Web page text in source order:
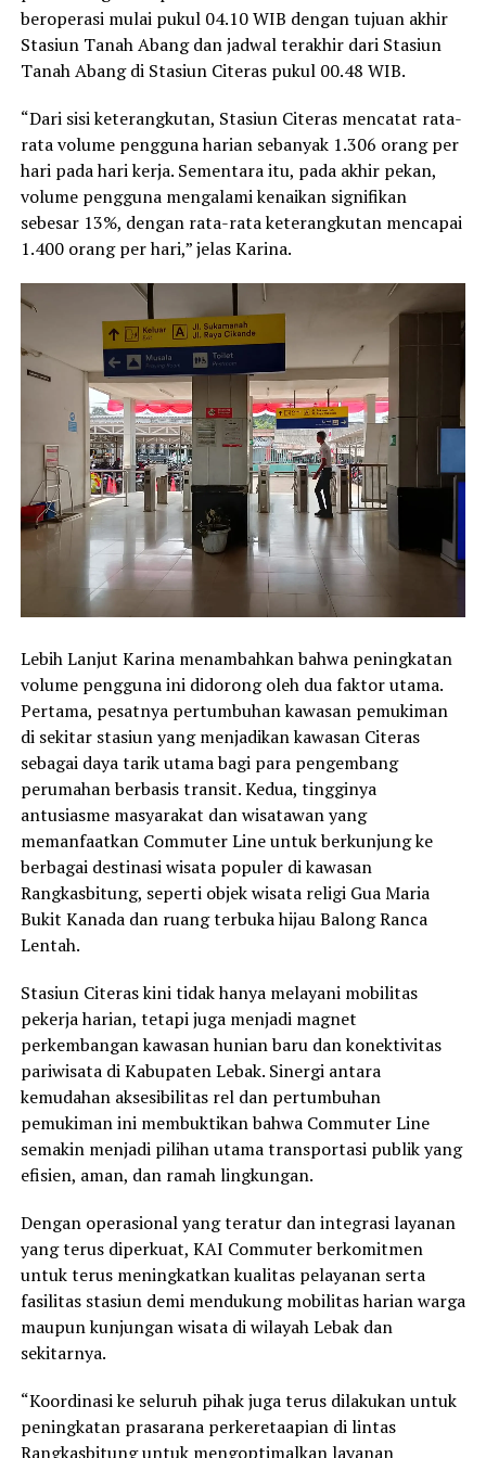
beroperasi mulai pukul 04.10 WIB dengan tujuan akhir
Stasiun Tanah Abang dan jadwal terakhir dari Stasiun
Tanah Abang di Stasiun Citeras pukul 00.48 WIB.
“Dari sisi keterangkutan, Stasiun Citeras mencatat rata-
rata volume pengguna harian sebanyak 1.306 orang per
hari pada hari kerja. Sementara itu, pada akhir pekan,
volume pengguna mengalami kenaikan signifikan
sebesar 13%, dengan rata-rata keterangkutan mencapai
1.400 orang per hari,” jelas Karina.
Lebih Lanjut Karina menambahkan bahwa peningkatan
volume pengguna ini didorong oleh dua faktor utama.
Pertama, pesatnya pertumbuhan kawasan pemukiman
di sekitar stasiun yang menjadikan kawasan Citeras
sebagai daya tarik utama bagi para pengembang
perumahan berbasis transit. Kedua, tingginya
antusiasme masyarakat dan wisatawan yang
memanfaatkan Commuter Line untuk berkunjung ke
berbagai destinasi wisata populer di kawasan
Rangkasbitung, seperti objek wisata religi Gua Maria
Bukit Kanada dan ruang terbuka hijau Balong Ranca
Lentah.
Stasiun Citeras kini tidak hanya melayani mobilitas
pekerja harian, tetapi juga menjadi magnet
perkembangan kawasan hunian baru dan konektivitas
pariwisata di Kabupaten Lebak. Sinergi antara
kemudahan aksesibilitas rel dan pertumbuhan
pemukiman ini membuktikan bahwa Commuter Line
semakin menjadi pilihan utama transportasi publik yang
efisien, aman, dan ramah lingkungan.
Dengan operasional yang teratur dan integrasi layanan
yang terus diperkuat, KAI Commuter berkomitmen
untuk terus meningkatkan kualitas pelayanan serta
fasilitas stasiun demi mendukung mobilitas harian warga
maupun kunjungan wisata di wilayah Lebak dan
sekitarnya.
“Koordinasi ke seluruh pihak juga terus dilakukan untuk
peningkatan prasarana perkeretaapian di lintas
Rangkasbitung untuk mengoptimalkan layanan